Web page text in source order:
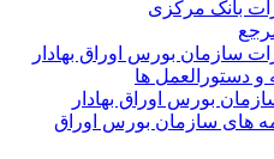
بانک مرکزی
سازمان بورس اوراق بهادار
و دستورالعمل ها
بورس اوراق بهادار
های سازمان بورس اوراق